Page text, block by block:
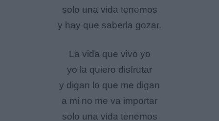
solo una vida tenemos
y hay que saberla gozar.
La vida que vivo yo
yo la quiero disfrutar
y digan lo que me digan
a mi no me va importar
solo una vida tenemos